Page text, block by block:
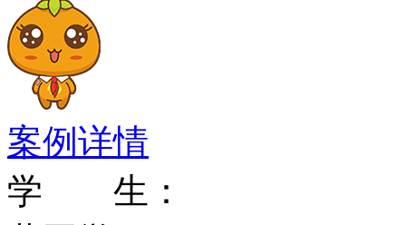
何顶级大学媲美,甚至宿
设施,都为人称道。
大学非常好的学科有光
迩知名，全美第一)、音
案例详情
学 生：